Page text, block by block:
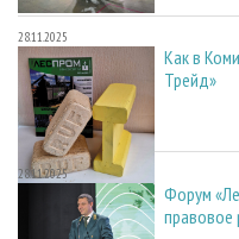
28.11.2025
Как в
Трейд»
28.11.2025
Форум
правовое